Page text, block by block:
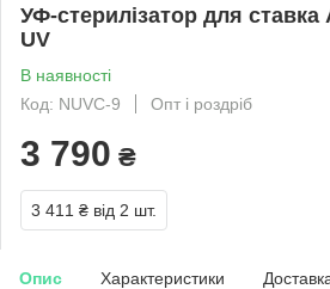
УФ-стерилізатор для ставка
UV
В наявності
Код: NUVC-9
Опт і роздріб
3 790 ₴
3 411 ₴ від 2 шт.
Опис Характеристики